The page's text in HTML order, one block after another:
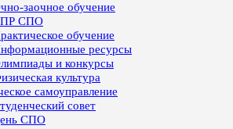
заочное обучение
СПО
обучение
ресурсы
и конкурсы
культура
самоуправление
совет
СПО